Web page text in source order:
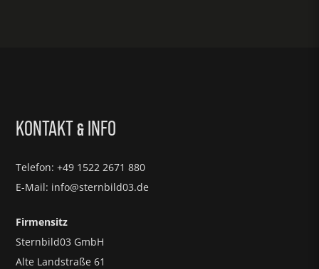
KONTAKT& INFO
Telefon: +49 1522 2671 880
E-Mail: info@sternbild03.de
Firmensitz
Sternbild03 GmbH
Alte Landstraße 61